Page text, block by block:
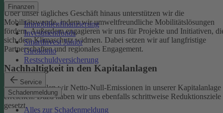
Finanzen
Immobilienfinanzierung
Investmentfonds
SmartInvest Junior
Girokonto
Restschuldversicherung
Service
Schadenmeldung
Alles zur Schadenmeldung
Über unser tägliches Geschäft hinaus unterstützen wir die
Mobilitätswende, indem wir umweltfreundliche Mobilitätslösungen
fördern. Außerdem engagieren wir uns für Projekte und Initiativen,
sich dem Klimaschutz widmen. Dabei setzen wir auf langfristige
Partnerschaften und regionales Engagement.
Nachhaltigkeit in den Kapitalanlagen
Bis 2050 wollen wir Netto-Null-Emissionen in unserer Kapitalanlage
erreichen. Dazu haben wir uns ebenfalls schrittweise Reduktionsziele
gesetzt.